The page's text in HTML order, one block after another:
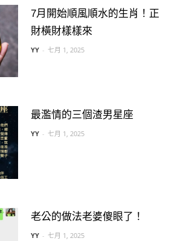
7月開始順風順水的生肖！正
財橫財樣樣來
YY - 七月 1, 2025
最濫情的三個渣男星座
YY - 七月 1, 2025
老公的做法老婆傻眼了！
YY - 七月 1, 2025